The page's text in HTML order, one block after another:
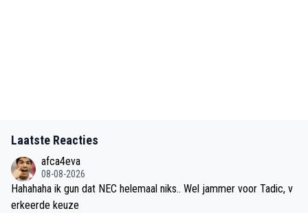
Laatste Reacties
afca4eva
08-08-2026
Hahahaha ik gun dat NEC helemaal niks.. Wel jammer voor Tadic, v
erkeerde keuze